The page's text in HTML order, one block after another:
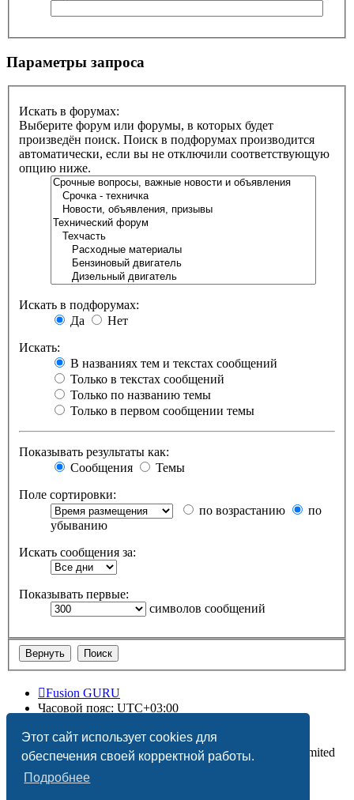
Этот сайт использует cookies для
обеспечения своей корректной работы.
Подробнее
Параметры запроса
Искать в форумах:
Выберите форум или форумы, в которых будет
произведён поиск. Поиск в подфорумах производится
автоматически, если вы не отключили соответствующую
опцию ниже.
Искать в подфорумах:
Да
Нет
Искать:
В названиях тем и текстах сообщений
Только в текстах сообщений
Только по названию темы
Только в первом сообщении темы
Показывать результаты как:
Сообщения
Темы
Поле сортировки:
по возрастанию
по
убыванию
Искать сообщения за:
Показывать первые:
символов сообщений
Fusion GURU
Часовой пояс: UTC+03:00
Создано на основеphpBB® Forum Software © phpBB Limited